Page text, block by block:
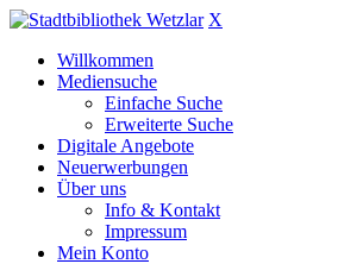
X
Willkommen
Mediensuche
Einfache Suche
Erweiterte Suche
Digitale Angebote
Neuerwerbungen
Über uns
Info & Kontakt
Impressum
Mein Konto